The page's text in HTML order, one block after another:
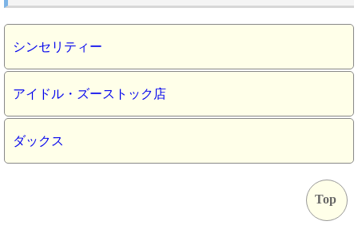
シンセリティー
アイドル・ズーストック店
ダックス
Top